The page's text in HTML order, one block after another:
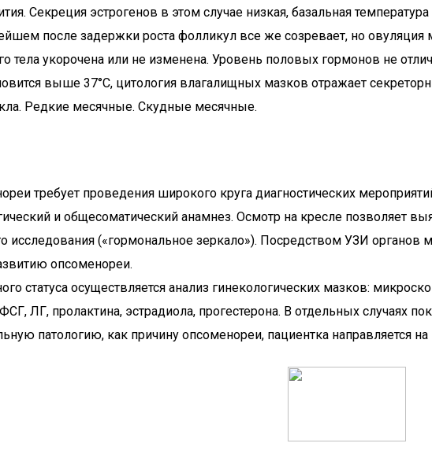
Секреция эстрогенов в этом случае низкая, базальная
после задержки роста фолликул все же созревает, но овуляция
тела укорочена или не изменена. Уровень половых гормонов не
выше 37°С, цитология влагалищных мазков отражает
Редкие месячные. Скудные месячные.
требует проведения широкого круга диагностических
и общесоматический анамнез. Осмотр на кресле позволяет
исследования («гормональное зеркало»). Посредством УЗИ органов
опсоменореи.
статуса осуществляется анализ гинекологических мазков:
ЛГ, пролактина, эстрадиола, прогестерона. В отдельных случаях
патологию, как причину опсоменореи, пациентка направляется